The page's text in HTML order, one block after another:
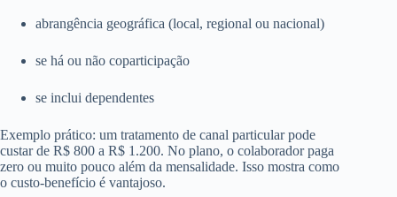
abrangência geográfica (local, regional ou nacional)
se há ou não coparticipação
se inclui dependentes
Exemplo prático: um tratamento de canal particular pode
custar de R$ 800 a R$ 1.200. No plano, o colaborador paga
zero ou muito pouco além da mensalidade. Isso mostra como
o custo-benefício é vantajoso.